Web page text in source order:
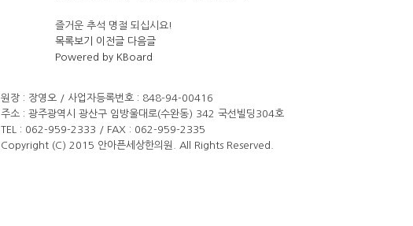
즐거운 추석 명절 되십시요!
목록보기
이전글 다음글
Powered by KBoard
원장 : 장영오 / 사업자등록번호 : 848-94-00416
주소 : 광주광역시 광산구 임방울대로(수완동) 342 국선빌딩304호
TEL : 062-959-2333 / FAX : 062-959-2335
Copyright (C) 2015 안아픈세상한의원. All Rights Reserved.